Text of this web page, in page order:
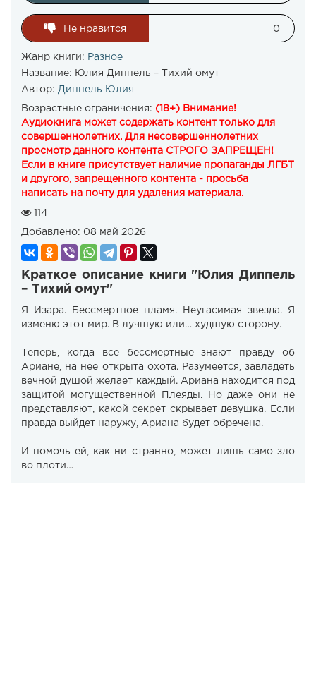
Не нравится 0
Жанр книги: Разное
Название: Юлия Диппель – Тихий омут
Автор: Диппель Юлия
Возрастные ограничения: (18+) Внимание!
Аудиокнига может содержать контент только для
совершеннолетних. Для несовершеннолетних
просмотр данного контента СТРОГО ЗАПРЕЩЕН!
Если в книге присутствует наличие пропаганды ЛГБТ
и другого, запрещенного контента - просьба
написать на почту для удаления материала.
114
Добавлено: 08 май 2026
Краткое описание книги "Юлия Диппель
– Тихий омут"
Я Изара. Бессмертное пламя. Неугасимая звезда. Я
изменю этот мир. В лучшую или… худшую сторону.
Теперь, когда все бессмертные знают правду об
Ариане, на нее открыта охота. Разумеется, завладеть
вечной душой желает каждый. Ариана находится под
защитой могущественной Плеяды. Но даже они не
представляют, какой секрет скрывает девушка. Если
правда выйдет наружу, Ариана будет обречена.
И помочь ей, как ни странно, может лишь само зло
во плоти…